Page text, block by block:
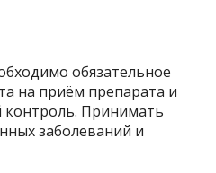
обязательное
на приём препарата и
Принимать
заболеваний и